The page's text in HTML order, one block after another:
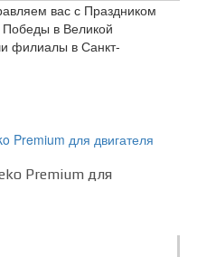
вас с Праздником
в Великой
филиалы в Санкт-
Premium для